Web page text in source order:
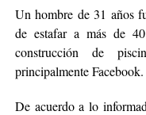
Un hombre de 31 años
de estafar a más de
construcción de
principalmente Facebook.
De acuerdo a lo